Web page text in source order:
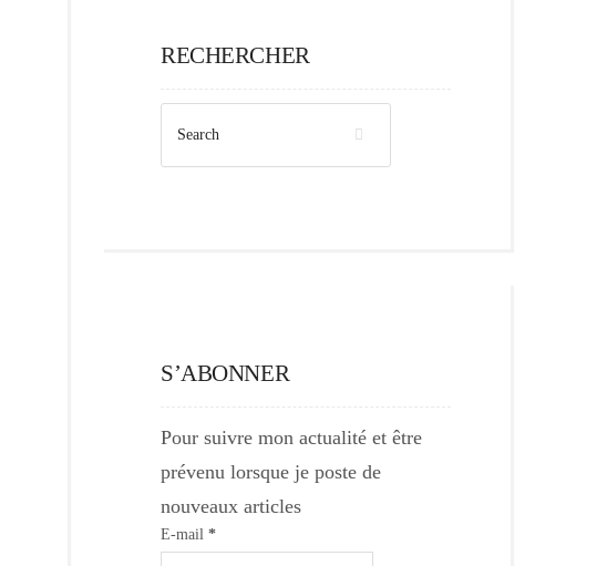
RECHERCHER
S’ABONNER
Pour suivre mon actualité et être
prévenu lorsque je poste de
nouveaux articles
E-mail *